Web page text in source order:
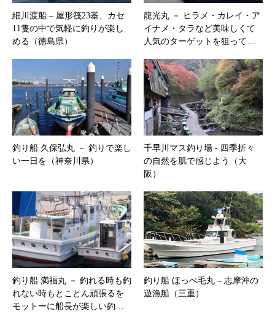
細川渡船 – 屋形筏23基、カセ
11隻の中で気軽に釣りが楽し
める（徳島県）
龍光丸 － ヒラメ・カレイ・ア
イナメ・タラなど美味しくて
人気のターゲットを狙って…
釣り船 久保弘丸 － 釣りで楽し
い一日を（神奈川県）
千早川マス釣り場 ‐ 四季折々
の自然を肌で感じよう（大
阪）
釣り船 満福丸 － 釣れる時も釣
れない時もとことん頑張るを
モットーに船長が楽しい釣…
釣り船 ほっぺ毛丸 – 志摩沖の
遊漁船（三重）